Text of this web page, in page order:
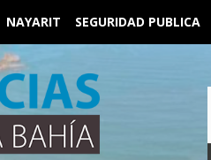
NAYARIT SEGURIDAD PUBLICA